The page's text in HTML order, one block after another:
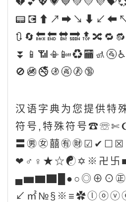
🚫🚳🚭🚯🚱🚷🔞
汉语字典为您提供特
符号,特殊符号
〓㊚㊛囍㊒㊖
❤♂♀★☆☯✡※卍
▄▅▆▇█●○◎⊕⊙
↙㎡